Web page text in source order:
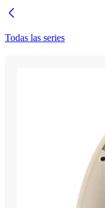
Todas las series